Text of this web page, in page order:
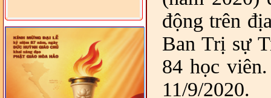
DIỆN TỈNH VÀ GIÁO LÝ
VIÊN - CHUYÊN ĐỀ: NHỮNG
VẤN ĐỀ CHUNG VỀ PHÁP
LUẬT VÀ HỆ THỐNG PHÁP
LUẬT VIỆT NAM
- LỚP TẬP HUẤN LỊCH SỬ,
PHÁP LUẬT VIỆT NAM VÀ
động trên
Ban Trị sự
84 học
11/9/2020.